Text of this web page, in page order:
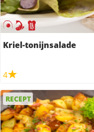
Kriel-tonijnsalade
4
RECEPT